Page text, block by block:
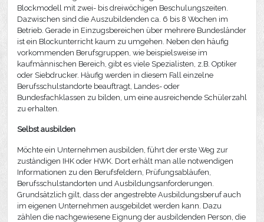
Blockmodell mit zwei- bis dreiwöchigen Beschulungszeiten.
Dazwischen sind die Auszubildenden ca. 6 bis 8 Wochen im
Betrieb. Gerade in Einzugsbereichen über mehrere Bundesländer
ist ein Blockunterricht kaum zu umgehen. Neben den häufig
vorkommenden Berufsgruppen, wie beispielsweise im
kaufmännischen Bereich, gibt es viele Spezialisten, z.B. Optiker
oder Siebdrucker. Häufig werden in diesem Fall einzelne
Berufsschulstandorte beauftragt, Landes- oder
Bundesfachklassen zu bilden, um eine ausreichende Schülerzahl
zu erhalten.
Selbst ausbilden
Möchte ein Unternehmen ausbilden, führt der erste Weg zur
zuständigen IHK oder HWK. Dort erhält man alle notwendigen
Informationen zu den Berufsfeldern, Prüfungsabläufen,
Berufsschulstandorten und Ausbildungsanforderungen.
Grundsätzlich gilt, dass der angestrebte Ausbildungsberuf auch
im eigenen Unternehmen ausgebildet werden kann. Dazu
zählen die nachgewiesene Eignung der ausbildenden Person, die